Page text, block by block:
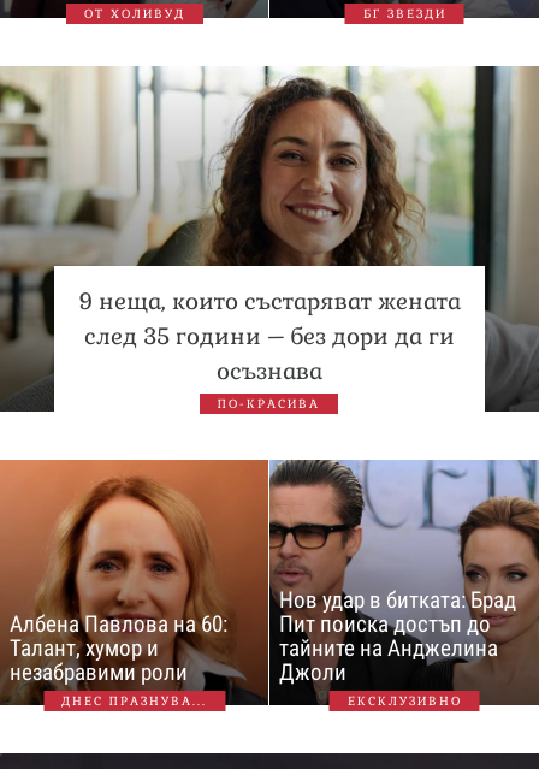
ОТ ХОЛИВУД БГ ЗВЕЗДИ
9 неща, които състаряват жената
след 35 години – без дори да ги
осъзнава
ПО-КРАСИВА
Албена Павлова на 60:
Талант, хумор и
незабравими роли
ДНЕС ПРАЗНУВА...
Нов удар в битката: Брад
Пит поиска достъп до
тайните на Анджелина
Джоли
ЕКСКЛУЗИВНО